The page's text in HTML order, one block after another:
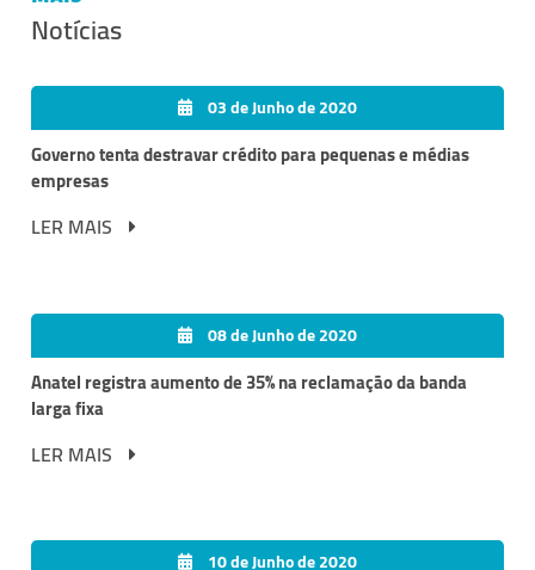
Notícias
03 de Junho de 2020
Governo tenta destravar crédito para pequenas e médias
empresas
LER MAIS
08 de Junho de 2020
Anatel registra aumento de 35% na reclamação da banda
larga fixa
LER MAIS
10 de Junho de 2020